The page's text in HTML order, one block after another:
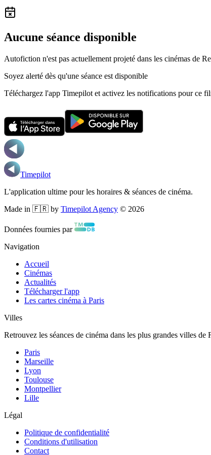
Aucune séance disponible
Autofiction n'est pas actuellement projeté dans les cinémas de
Soyez alerté dès qu'une séance est disponible
Téléchargez l'app Timepilot et activez les notifications pour ce
Timepilot
L'application ultime pour les horaires & séances de cinéma.
Made in 🇫🇷 by Timepilot Agency © 2026
Données fournies par
Navigation
Accueil
Cinémas
Actualités
Télécharger l'app
Les cartes cinéma à Paris
Villes
Retrouvez les séances de cinéma dans les plus grandes villes de
Paris
Marseille
Lyon
Toulouse
Montpellier
Lille
Légal
Politique de confidentialité
Conditions d'utilisation
Contact